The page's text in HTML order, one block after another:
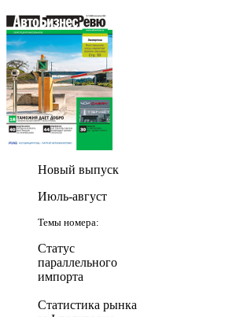
Новый выпуск
Июль-август
Темы номера:
Статус
параллельного
импорта
Статистика рынка